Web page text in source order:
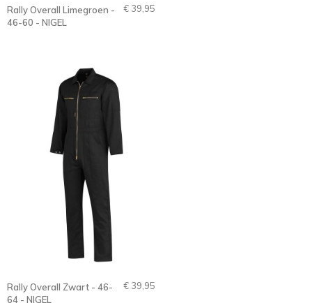
Rally Overall Limegroen -
46-60 - NIGEL
€ 39,95
Rally Overall Zwart - 46-
64 - NIGEL
€ 39,95